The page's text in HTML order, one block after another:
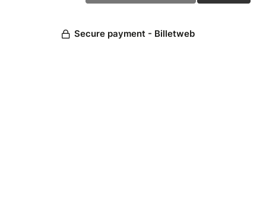
Secure payment - Billetweb